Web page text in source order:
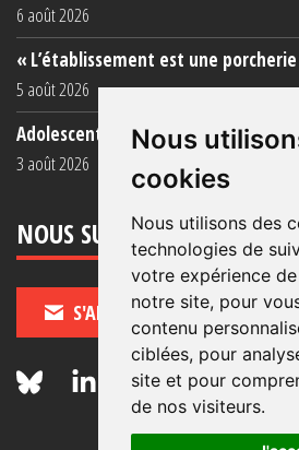
Nous
cookies
Nous utilisons des
technologies de
votre expérience
notre site, pour
contenu
ciblées, pour
site et pour
de nos visiteurs.
6 août 2026
« L’établissement est une
5 août 2026
Adolescent·es incarcéré·es : une
3 août 2026
NOUS SUIVRE
S'ABONNER